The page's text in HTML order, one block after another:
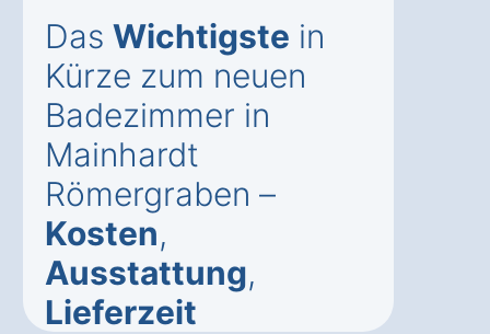
Das Wichtigste in
Kürze zum neuen
Badezimmer in
Mainhardt
Römergraben –
Kosten,
Ausstattung,
Lieferzeit